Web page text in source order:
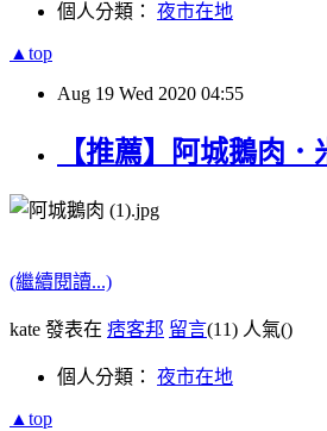
個人分類： 夜市在地
▲top
Aug 19 Wed 2020 04:55
【推薦】阿城鵝肉
(繼續閱讀...)
kate 發表在 痞客邦 留言(11) 人氣()
個人分類： 夜市在地
▲top